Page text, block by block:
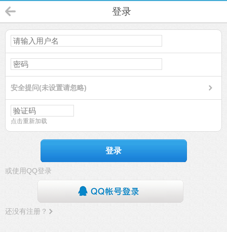
登录
安全提问(未设置请忽略)
点击重新加载
登录
或使用QQ登录
还没有注册？